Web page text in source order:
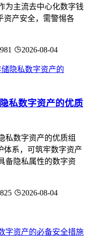
为主流去中心化数字钱
资产安全，需警惕各
981 2026-08-04
私数字资产的优质
私数字资产的优质组
体系，可筑牢数字资产
备隐私属性的数字资
825 2026-08-04